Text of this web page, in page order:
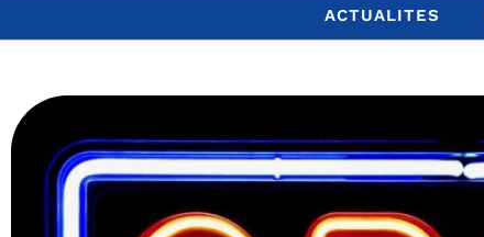
ACTUALITES